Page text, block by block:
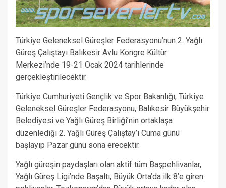
Türkiye Geleneksel Güreşler Federasyonu’nun 2. Yağlı
Güreş Çalıştayı Balıkesir Avlu Kongre Kültür
Merkezi’nde 19-21 Ocak 2024 tarihlerinde
gerçekleştirilecektir.
Türkiye Cumhuriyeti Gençlik ve Spor Bakanlığı, Türkiye
Geleneksel Güreşler Federasyonu, Balıkesir Büyükşehir
Belediyesi ve Yağlı Güreş Birliği’nin ortaklaşa
düzenlediği 2. Yağlı Güreş Çalıştay’ı Cuma günü
başlayıp Pazar günü sona erecektir.
Yağlı güreşin paydaşları olan aktif tüm Başpehlivanlar,
Yağlı Güreş Ligi’nde Başaltı, Büyük Orta’da ilk 8’e giren